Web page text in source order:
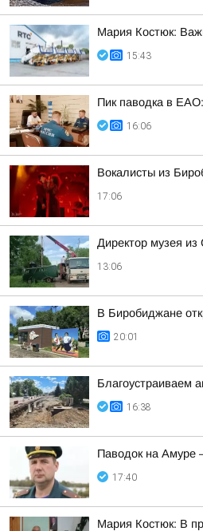
Мария Костюк:
15:43
Пик паводка в
16:06
Вокалисты из
17:06
Директор музея
13:06
В Биробиджане
20:01
Благоустраиваем
16:38
Паводок на Амуре
17:40
Мария Костюк: В